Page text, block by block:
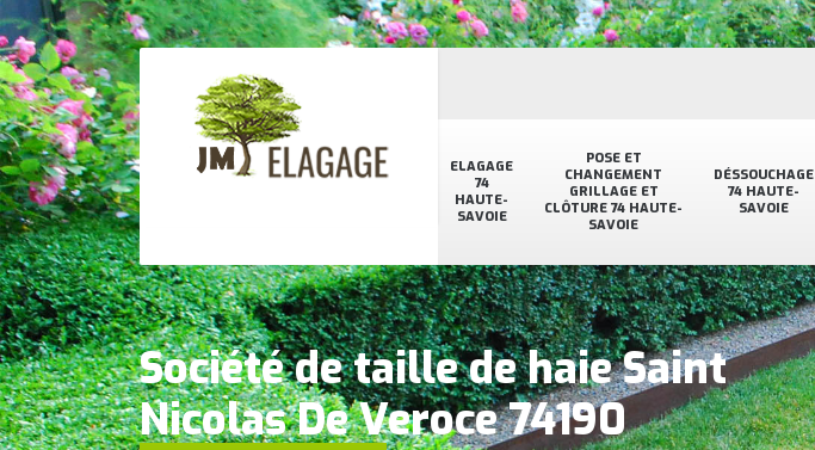
ELAGAGE
74
HAUTE-
SAVOIE
POSE ET
CHANGEMENT
GRILLAGE ET
CLÔTURE 74 HAUTE-
SAVOIE
DÉSSOUCHAGE
74 HAUTE-
SAVOIE
Société de taille de haie Saint
Nicolas De Veroce 74190